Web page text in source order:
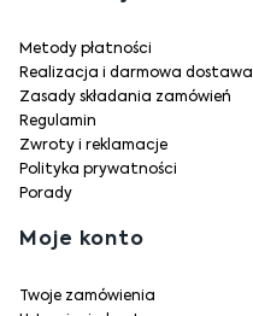
Metody płatności
Realizacja i darmowa dostawa
Zasady składania zamówień
Regulamin
Zwroty i reklamacje
Polityka prywatności
Porady
Moje konto
Twoje zamówienia